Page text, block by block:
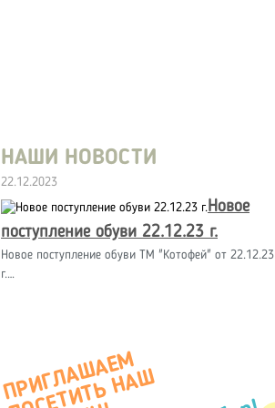
НАШИ НОВОСТИ
22.12.2023
Новое
поступление обуви 22.12.23 г.
Новое поступление обуви ТМ "Котофей" от 22.12.23
г.…
П
Р
И
Г
А
Ш
А
Е
М
О
С
Е
Т
И
Т
Ь
Н
А
М
А
Г
А
З
И